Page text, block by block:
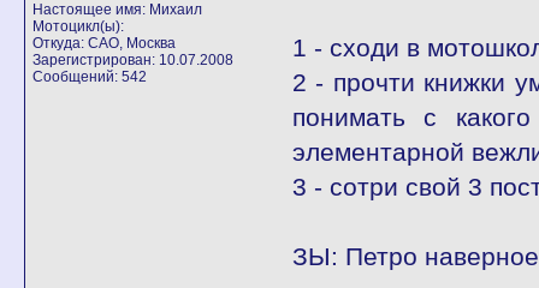
Настоящее имя: Михаил
Мотоцикл(ы):
Откуда: САО, Москва
Зарегистрирован: 10.07.2008
Сообщений: 542
1 - сходи в
2 - прочти книжки
понимать с
элементарной
3 - сотри свой 3
ЗЫ: Петро